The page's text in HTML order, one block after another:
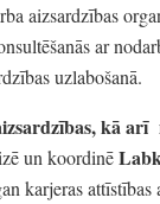
aizsardzības
ar
uzlabošanā.
kā arī
un koordinē
karjeras attīstības